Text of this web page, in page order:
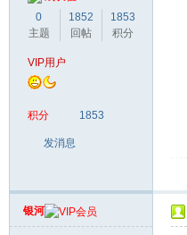
0
主题
1852
回帖
1853
积分
VIP用户
积分 1853
发消息
银河